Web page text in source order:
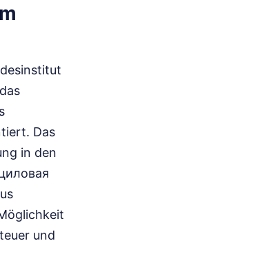
Das
in den
und